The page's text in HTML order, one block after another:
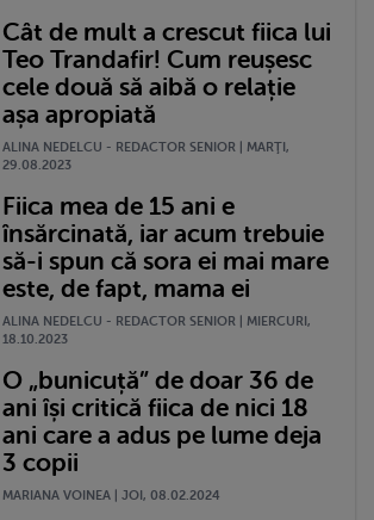
Cât de mult a crescut fiica lui
Teo Trandafir! Cum reușesc
cele două să aibă o relație
așa apropiată
ALINA NEDELCU - REDACTOR SENIOR | MARŢI,
29.08.2023
Fiica mea de 15 ani e
însărcinată, iar acum trebuie
să-i spun că sora ei mai mare
este, de fapt, mama ei
ALINA NEDELCU - REDACTOR SENIOR | MIERCURI,
18.10.2023
O „bunicuță” de doar 36 de
ani își critică fiica de nici 18
ani care a adus pe lume deja
3 copii
MARIANA VOINEA | JOI, 08.02.2024